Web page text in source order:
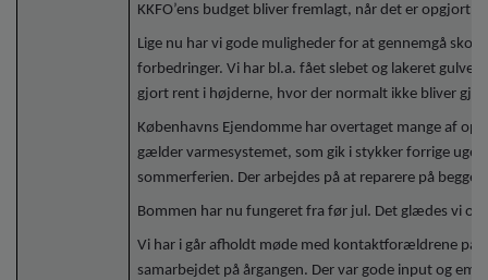
KKFO’ens budget bliver fremlagt, når det er opgjort.
Lige nu har vi gode muligheder for at gennemgå
forbedringer. Vi har bl.a. fået slebet og lakeret
gjort rent i højderne, hvor der normalt ikke bliver
Københavns Ejendomme har overtaget mange af
gælder varmesystemet, som gik i stykker forrige
sommerferien. Der arbejdes på at reparere på begge
Bommen har nu fungeret fra før jul. Det glædes vi
Vi har i går afholdt møde med kontaktforældrene på
samarbejdet på årgangen. Der var gode input og